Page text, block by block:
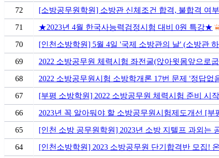
72 [소방공무원학원] 소방관 신체조건 합격, 불합격 여
71 ★2023년 4월 한국사능력검정시험 대비 0원 특강★
70 [인천소방학원] 5월 4일 '국제 소방관의 날' (소방관
69 2022 소방공무원 체력시험 좌전굴(앉아윗몸앞으로
68 2022 소방공무원시험 소방학개론 17번 문제 '정답
67 [부평 소방학원] 2022 소방공무원 체력시험 준비 시
66 2023년 꼭 알아둬야 할 소방공무원시험제도개선 [부
65 [인천 소방 공무원학원] 2023년 소방 지텔프 과외는
64 [인천소방학원] 2023 소방공무원 단기합격반 모집!